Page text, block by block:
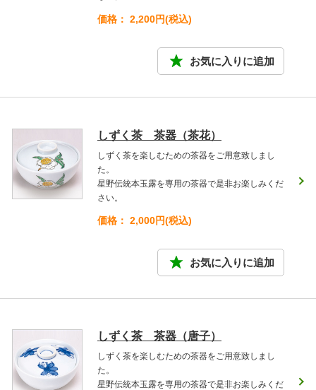
価格： 2,200円(税込)
しずく茶 茶器（茶花）
しずく茶を楽しむための茶器をご用意致しまし
た。
星野伝統本玉露を専用の茶器で是非お楽しみくだ
さい。
価格： 2,000円(税込)
しずく茶 茶器（唐子）
しずく茶を楽しむための茶器をご用意致しまし
た。
星野伝統本玉露を専用の茶器で是非お楽しみくだ